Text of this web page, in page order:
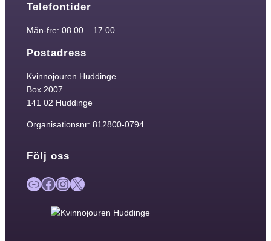
Telefontider
Mån-fre: 08.00 – 17.00
Postadress
Kvinnojouren Huddinge
Box 2007
141 02 Huddinge
Organisationsnr: 812800-0794
Följ oss
Länk Facebook InstagramX